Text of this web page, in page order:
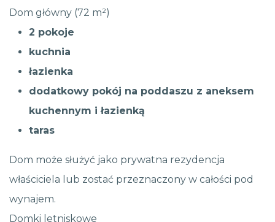
Dom główny (72 m²)
2 pokoje
kuchnia
łazienka
dodatkowy pokój na poddaszu z aneksem
kuchennym i łazienką
taras
Dom może służyć jako prywatna rezydencja
właściciela lub zostać przeznaczony w całości pod
wynajem.
Domki letniskowe